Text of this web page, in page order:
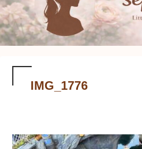
IMG_1776